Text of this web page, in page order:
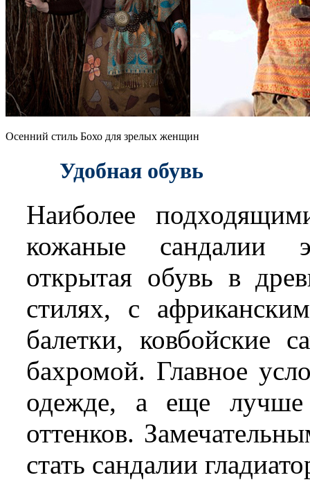
Осенний стиль Бохо для зрелых женщин
Удобная обувь
Наиболее
кожаные сандалии
открытая обувь в
стилях, с
балетки, ковбойские
бахромой. Главное
одежде, а еще
оттенков.
стать сандалии